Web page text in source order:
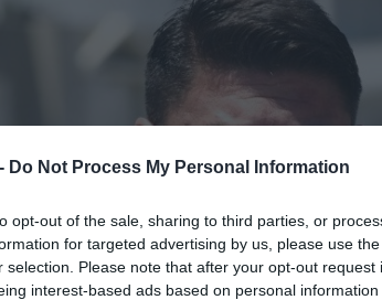
Do Not Process My Personal Information
opt-out of the sale, sharing to third parties, or
for targeted advertising by us, please use
selection. Please note that after your opt-out request
interest-based ads based on personal